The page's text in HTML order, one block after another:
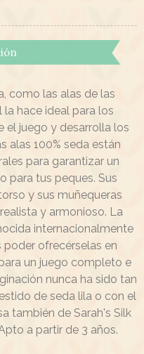
como las alas de las
la hace ideal para los
el juego y desarrolla los
alas 100% seda están
para garantizar un
para tus peques. Sus
y sus muñequeras
y armonioso. La
internacionalmente
ofrecérselas en
un juego completo e
nunca ha sido tan
de seda lila o con el
también de Sarah's Silk
a partir de 3 años.